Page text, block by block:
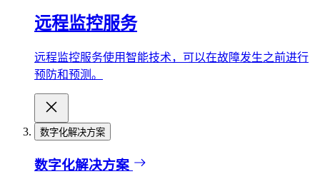
远程监控服务
远程监控服务使用智能技术，可以在故障发生之前进行
预防和预测。
数字化解决方案
数字化解决方案